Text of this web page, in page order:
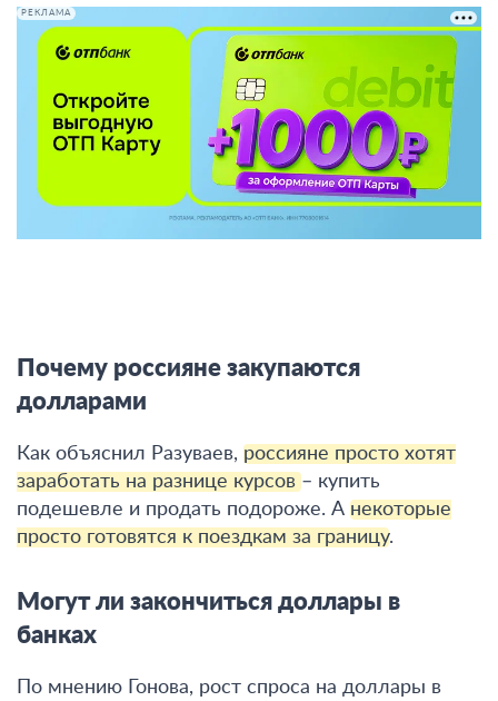
РЕКЛАМА
Почему россияне закупаются
долларами
Как объяснил Разуваев, россияне просто хотят
заработать на разнице курсов – купить
подешевле и продать подороже. А некоторые
просто готовятся к поездкам за границу.
Могут ли закончиться доллары в
банках
По мнению Гонова, рост спроса на доллары в